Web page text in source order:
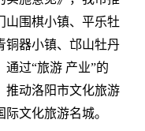
山围棋小镇、平乐牡
铜器小镇、邙山牡丹
过“旅游 产业”的
推动洛阳市文化旅游
文化旅游名城。